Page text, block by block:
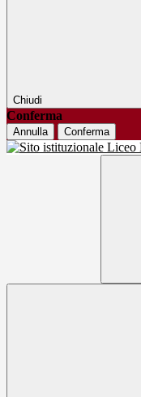
Chiudi
Conferma
Annulla Conferma